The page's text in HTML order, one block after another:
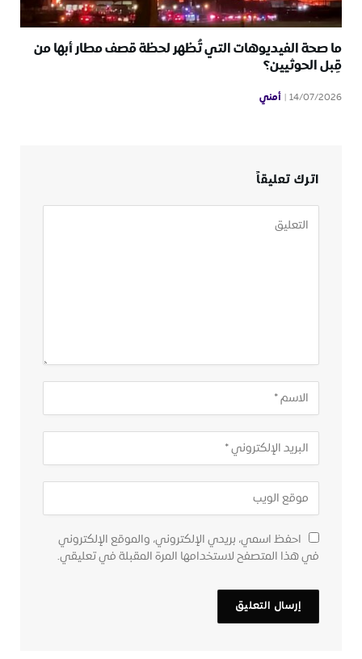
ما صحة الفيديوهات التي تُظهر لحظة قصف مطار أبها من
قِبل الحوثيين؟
14/07/2026 أمني
اترك تعليقاً
احفظ اسمي، بريدي الإلكتروني، والموقع الإلكتروني
في هذا المتصفح لاستخدامها المرة المقبلة في تعليقي.